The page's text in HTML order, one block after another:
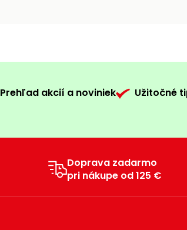
Prehľad akcií a noviniek Užitočné
Doprava zadarmo
pri nákupe od 125 €